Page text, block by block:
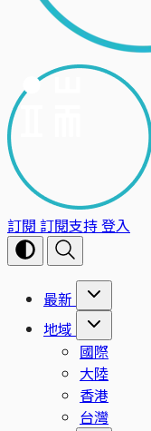
訂閱 訂閱支持登入
最新
地域
國際
大陸
香港
台灣